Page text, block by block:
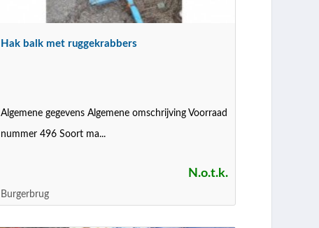
Hak balk met ruggekrabbers
Algemene gegevens Algemene omschrijving Voorraad
nummer 496 Soort ma...
N.o.t.k.
Burgerbrug